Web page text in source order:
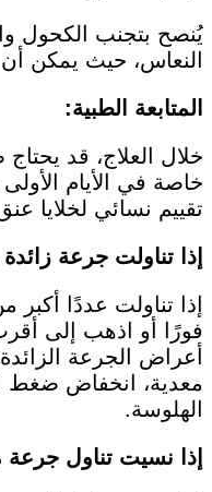
يُنصح بتجنب الكحول
النعاس، حيث يمكن
المتابعة الطبية:
خلال العلاج، قد
خاصة في الأيام
تقييم نسائي لخلايا
إذا تناولت جرعة
إذا تناولت عددًا
فورًا أو اذهب إلى
أعراض الجرعة
معدية، انخفاض ضغط
الهلوسة.
إذا نسيت تناول جرعة